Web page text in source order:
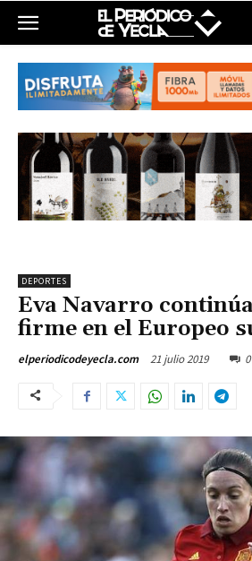
DEPORTES
Eva Navarro
firme en el Europeo
elperiodicodeyecla.com 21 julio 2019 0